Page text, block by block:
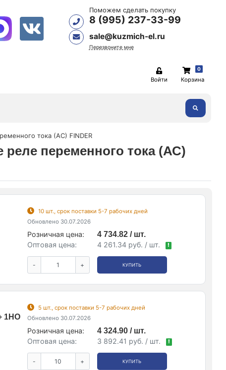
Поможем сделать покупку
8 (995) 237-33-99
sale@kuzmich-el.ru
Перезвоните мне
Войти
0
Корзина
тока (АС) FINDER
реле переменного тока (АС)
10 шт., срок поставки 5-7 рабочих дней
Обновлено 30.07.2026
Розничная цена:
4 734.82 / шт.
Оптовая цена:
4 261.34 руб. / шт. !
- + КУПИТЬ
1НО
5 шт., срок поставки 5-7 рабочих дней
Обновлено 30.07.2026
Розничная цена:
4 324.90 / шт.
Оптовая цена:
3 892.41 руб. / шт. !
- + КУПИТЬ